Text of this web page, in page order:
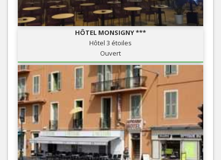
HÔTEL MONSIGNY ***
Hôtel 3 étoiles
Ouvert